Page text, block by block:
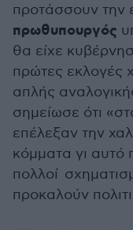
προτάσσουν την
πρωθυπουργός
θα είχε
πρώτες εκλογές
απλής
σημείωσε ότι
επέλεξαν την
κόμματα γι αυτό
πολλοί
προκαλούν